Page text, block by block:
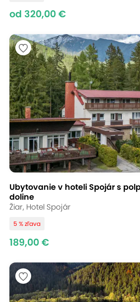
od 320,00 €
Ubytovanie v hoteli Spojár s
doline
Žiar, Hotel Spojár
5 % zľava
189,00 €